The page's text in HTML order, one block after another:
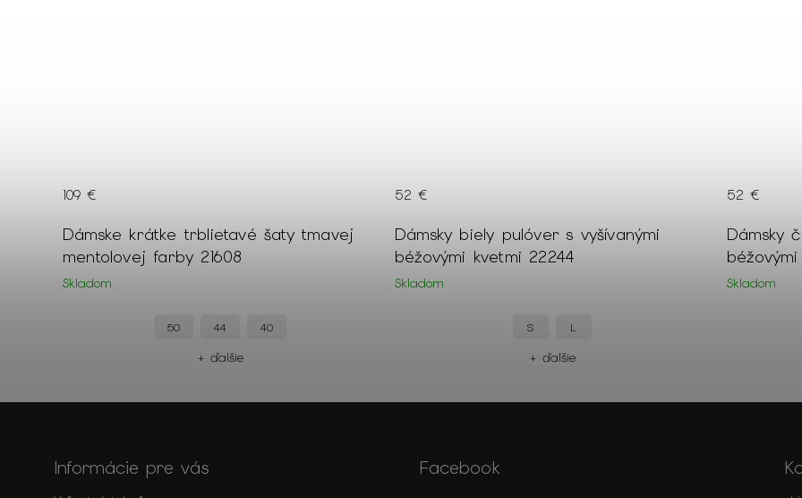
Dámske krátke trblietavé šaty tmavej
mentolovej farby 21608
Skladom
109 €
50 44 40
+ ďalšie
Dámsky biely pulóver s vyšívanými
béžovými kvetmi 22244
Skladom
52 €
S L
+ ďalšie
Dámsky
Skladom
52 €
Informácie pre vás Facebook